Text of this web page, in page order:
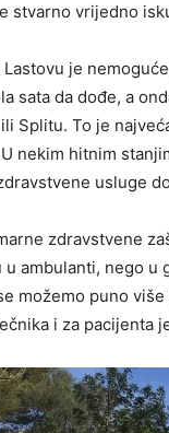
stvarno vrijedno
Lastovu je
sata da dođe, a
Splitu. To je
nekim hitnim
usluge
zdravstvene
ambulanti, nego u
možemo puno
i za pacijenta